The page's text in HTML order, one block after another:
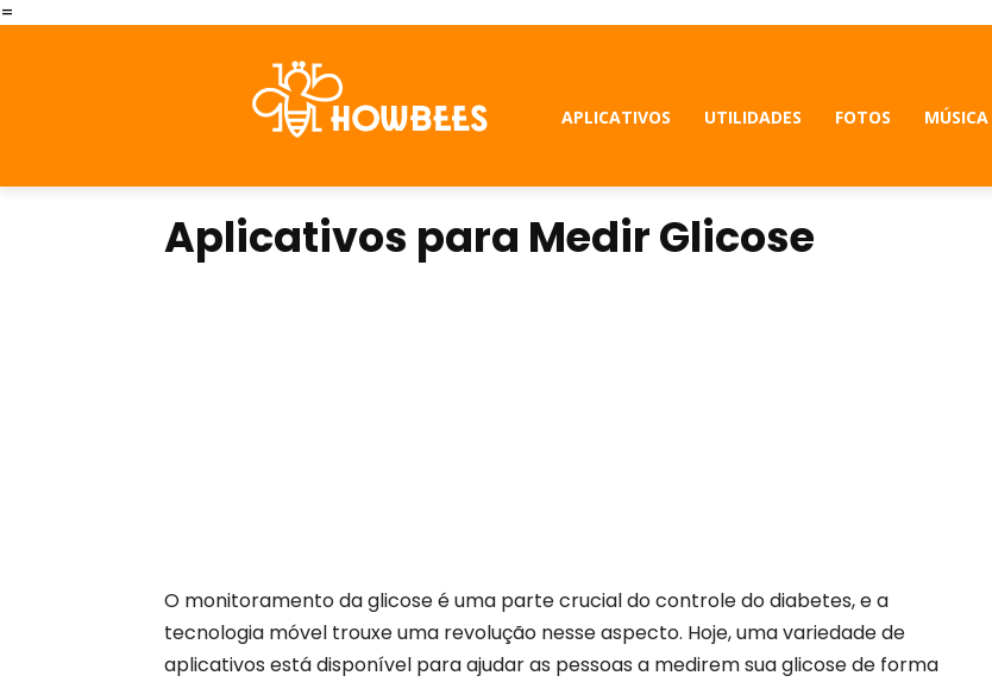
=
APLICATIVOS UTILIDADES FOTOS MÚSICA
Aplicativos para Medir Glicose
O monitoramento da glicose é uma parte crucial do controle do diabetes, e a
tecnologia móvel trouxe uma revolução nesse aspecto. Hoje, uma variedade de
aplicativos está disponível para ajudar as pessoas a medirem sua glicose de forma